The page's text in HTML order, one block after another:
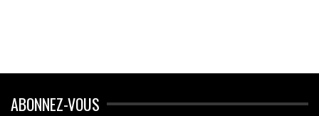
ABONNEZ-VOUS